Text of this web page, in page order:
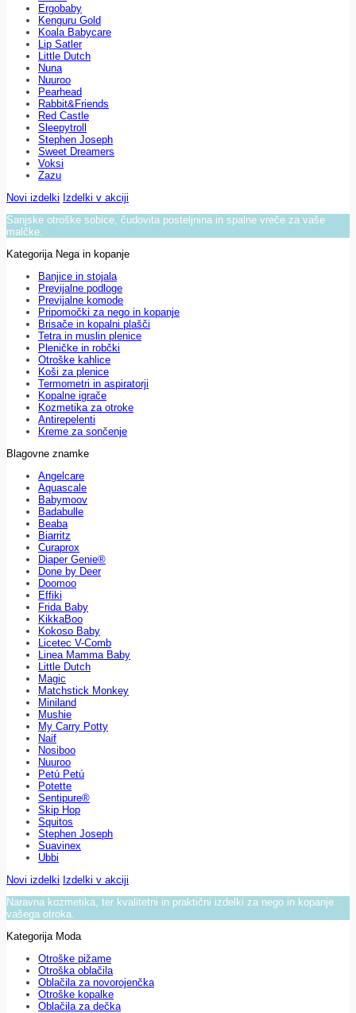
Ergobaby
Kenguru Gold
Koala Babycare
Lip Satler
Little Dutch
Nuna
Nuuroo
Pearhead
Rabbit&Friends
Red Castle
Sleepytroll
Stephen Joseph
Sweet Dreamers
Voksi
Zazu
Novi izdelki Izdelki v akciji
Sanjske otroške sobice, čudovita posteljnina in spalne vreče za vaše
malčke.
Kategorija Nega in kopanje
Banjice in stojala
Previjalne podloge
Previjalne komode
Pripomočki za nego in kopanje
Brisače in kopalni plašči
Tetra in muslin plenice
Pleničke in robčki
Otroške kahlice
Koši za plenice
Termometri in aspiratorji
Kopalne igrače
Kozmetika za otroke
Antirepelenti
Kreme za sončenje
Blagovne znamke
Angelcare
Aquascale
Babymoov
Badabulle
Beaba
Biarritz
Curaprox
Diaper Genie®
Done by Deer
Doomoo
Effiki
Frida Baby
KikkaBoo
Kokoso Baby
Licetec V-Comb
Linea Mamma Baby
Little Dutch
Magic
Matchstick Monkey
Miniland
Mushie
My Carry Potty
Naif
Nosiboo
Nuuroo
Petú Petú
Potette
Sentipure®
Skip Hop
Squitos
Stephen Joseph
Suavinex
Ubbi
Novi izdelki Izdelki v akciji
Naravna kozmetika, ter kvalitetni in praktični izdelki za nego in kopanje
vašega otroka.
Kategorija Moda
Otroške pižame
Otroška oblačila
Oblačila za novorojenčka
Otroške kopalke
Oblačila za dečka